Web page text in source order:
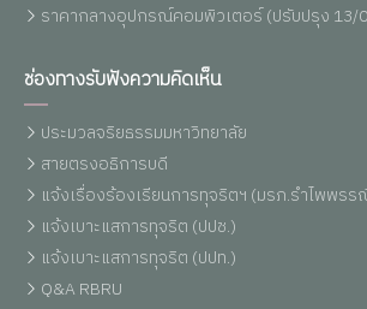
ราคากลางอุปกรณ์คอมพิวเตอร์ (ปรับปรุง 13/
ช่องทางรับฟังความคิดเห็น
ประมวลจริยธรรมมหาวิทยาลัย
สายตรงอธิการบดี
แจ้งเรื่องร้องเรียนการทุจริตฯ (มรภ.รำไพพร
แจ้งเบาะแสการทุจริต (ปปช.)
แจ้งเบาะแสการทุจริต (ปปท.)
Q&A RBRU